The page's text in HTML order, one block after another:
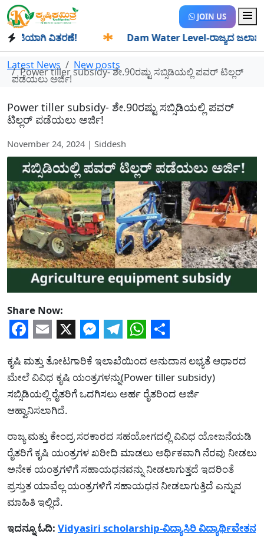
JOIN US
ವಿತರಣೆ! ✱ Dam Water Level-ರಾಜ್ಯದ ಜಲಾಶಯಗಳಿಗೆ
Latest News New posts
Power tiller subsidy- ಶೇ.90ರಷ್ಟು ಸಬ್ಸಿಡಿಯಲ್ಲಿ ಪವರ್ ಟಿಲ್ಲರ್
ಪಡೆಯಲು ಅರ್ಜಿ!
Power tiller subsidy- ಶೇ.90ರಷ್ಟು ಸಬ್ಸಿಡಿಯಲ್ಲಿ ಪವರ್
ಟಿಲ್ಲರ್ ಪಡೆಯಲು ಅರ್ಜಿ!
November 24, 2024 | Siddesh
Share Now:
Facebook
Email
X Messenger
Telegram
WhatsApp
Share
ಕೃಷಿ ಮತ್ತು ತೋಟಗಾರಿಕೆ ಇಲಾಖೆಯಿಂದ ಅನುದಾನ ಲಭ್ಯತೆ ಆಧಾರದ
ಮೇಲೆ ವಿವಿಧ ಕೃಷಿ ಯಂತ್ರಗಳನ್ನು(Power tiller subsidy)
ಸಬ್ಸಿಡಿಯಲ್ಲಿ ರೈತರಿಗೆ ಒದಗಿಸಲು ಅರ್ಹ ರೈತರಿಂದ ಅರ್ಜಿ
ಆಹ್ವಾನಿಸಲಾಗಿದೆ.
ರಾಜ್ಯ ಮತ್ತು ಕೇಂದ್ರ ಸರಕಾರದ ಸಹಯೋಗದಲ್ಲಿ ವಿವಿಧ ಯೋಜನೆಯಡಿ
ರೈತರಿಗೆ ಕೃಷಿ ಯಂತ್ರಗಳ ಖರೀದಿ ಮಾಡಲು ಅರ್ಥಿಕವಾಗಿ ನೆರವು ನೀಡಲು
ಅನೇಕ ಯಂತ್ರಗಳಿಗೆ ಸಹಾಯಧನವನ್ನು ನೀಡಲಾಗುತ್ತದೆ ಇದರಿಂತೆ
ಪ್ರಸ್ತುತ ಯಾವೆಲ್ಲ ಯಂತ್ರಗಳಿಗೆ ಸಹಾಯಧನ ನೀಡಲಾಗುತ್ತಿದೆ ಎನ್ನುವ
ಮಾಹಿತಿ ಇಲ್ಲಿದೆ.
ಇದನ್ನೂ ಓದಿ: Vidyasiri scholarship-ವಿದ್ಯಾಸಿರಿ ವಿದ್ಯಾರ್ಥಿವೇತನ